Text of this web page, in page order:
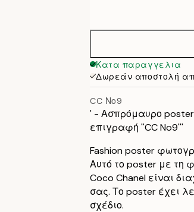
Κατα παραγγελια
Δωρεάν αποστολή
CC Νο9
' - Ασπρόμαυρο poster
επιγραφή ''CC No9'''
Fashion poster
Αυτό το poster με τη
Coco Chanel είναι
σας. Το poster έχει
σχέδιο.